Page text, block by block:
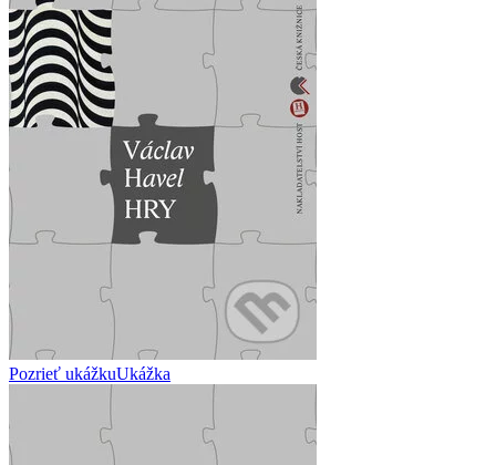
Pozrieť ukážkuUkážka